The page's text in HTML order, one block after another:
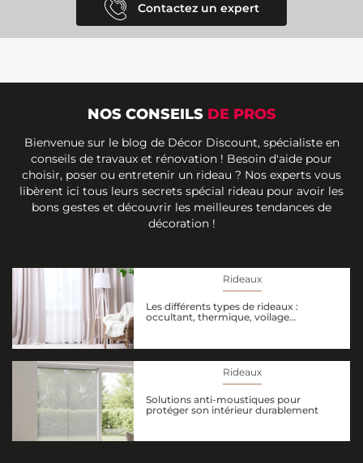
Contactez un expert
NOS CONSEILS DE PROS
Bienvenue sur le blog de Décor Discount, spécialiste en
conseils de travaux et rénovation ! Besoin d'aide pour
choisir, poser ou entretenir un rideau ? Nos experts vous
libèrent ici tous leurs secrets spécial rideau pour avoir les
bons gestes et découvrir les meilleures tendances de
décoration !
Rideaux
Les différents types de rideaux :
occultant, thermique, voilage…
Rideaux
Solutions anti-moustiques pour
protéger son intérieur durablement